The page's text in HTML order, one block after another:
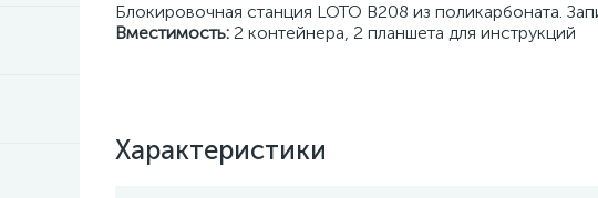
Блокировочная станция LOTO В208 из поликарбоната.
Вместимость: 2 контейнера, 2 планшета для инструкций
Характеристики